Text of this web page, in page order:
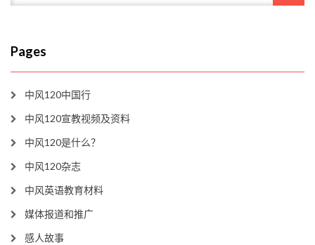
Pages
中风120中国行
中风120宣教视频及资料
中风120是什么？
中风120杂志
中风英语教育材料
媒体报道和推广
感人故事